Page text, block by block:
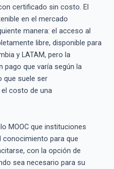
certificado sin costo. El
en el mercado
manera: el acceso al
libre, disponible para
y LATAM, pero la
pago que varía según la
que suele ser
costo de una
MOOC que instituciones
conocimiento para que
con la opción de
sea necesario para su